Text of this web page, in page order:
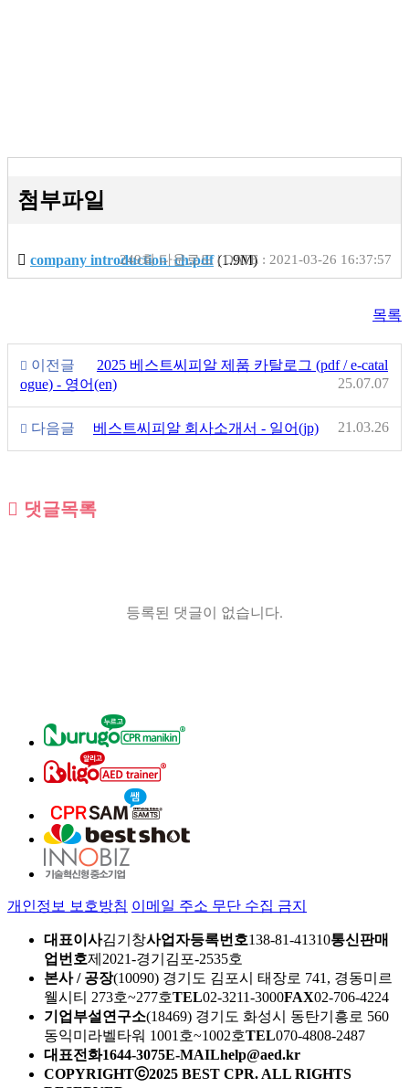
첨부파일
company introduction_ch.pdf(1.9M)
249회 다운로드 | DATE : 2021-03-26 16:37:57
목록
이전글
2025 베스트씨피알 제품 카탈로그 (pdf / e-catal
ogue) - 영어(en)
25.07.07
다음글 베스트씨피알 회사소개서 - 일어(jp) 21.03.26
댓글목록
등록된 댓글이 없습니다.
개인정보 보호방침 이메일 주소 무단 수집 금지
대표이사김기창사업자등록번호138-81-41310통신판매
업번호제2021-경기김포-2535호
본사 / 공장(10090) 경기도 김포시 태장로 741, 경동미르
웰시티 273호~277호TEL02-3211-3000FAX02-706-4224
기업부설연구소(18469) 경기도 화성시 동탄기흥로 560
동익미라벨타워 1001호~1002호TEL070-4808-2487
대표전화1644-3075E-MAILhelp@aed.kr
COPYRIGHTⓒ2025 BEST CPR. ALL RIGHTS